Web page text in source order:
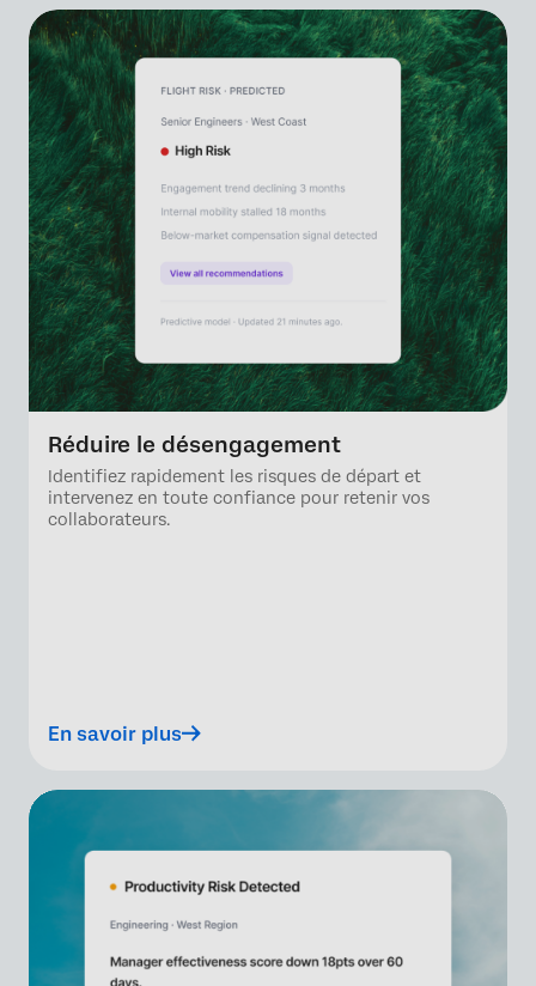
Réduire le désengagement
Identifiez rapidement les risques de départ et
intervenez en toute confiance pour retenir vos
collaborateurs.
En savoir plus